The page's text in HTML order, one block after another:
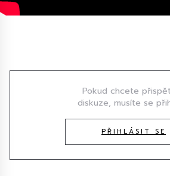
Pokud chcete
diskuze, musíte se
PŘIHLÁSIT SE